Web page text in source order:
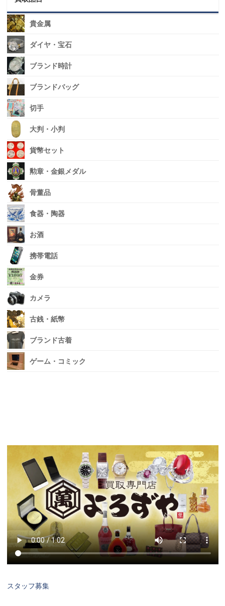
貴金属
ダイヤ・宝石
ブランド時計
ブランドバッグ
切手
大判・小判
貨幣セット
勲章・金銀メダル
骨董品
食器・陶器
お酒
携帯電話
金券
カメラ
古銭・紙幣
ブランド古着
ゲーム・コミック
スタッフ募集